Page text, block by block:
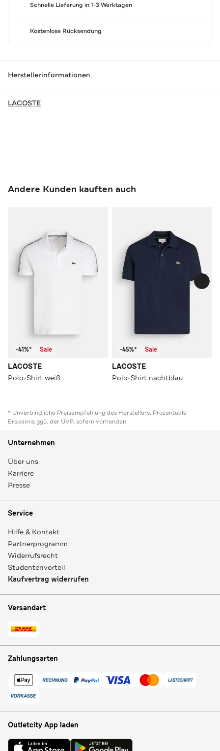
Schnelle Lieferung in 1-3 Werktagen
Kostenlose Rücksendung
Herstellerinformationen
LACOSTE
Andere Kunden kauften auch
-41%* Sale
LACOSTE
Polo-Shirt weiß
-45%* Sale
LACOSTE
Polo-Shirt nachtblau
* Unverbindliche Preisempfehlung des Herstellers. Prozentuale
Ersparnis ggü. der UVP, sofern vorhanden
Unternehmen
Über uns
Karriere
Presse
Service
Hilfe & Kontakt
Partnerprogramm
Widerrufsrecht
Studentenvorteil
Kaufvertrag widerrufen
Versandart
Zahlungsarten
Outletcity App laden